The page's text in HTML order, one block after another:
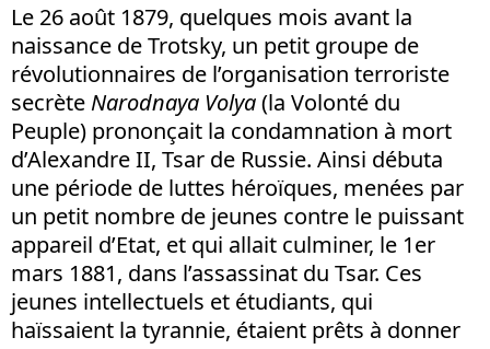
Le 26 août 1879, quelques mois avant la
naissance de Trotsky, un petit groupe de
révolutionnaires de l’organisation terroriste
secrèteNarodnaya Volya(la Volonté du
Peuple) prononçait la condamnation à mort
d’Alexandre II, Tsar de Russie. Ainsi débuta
une période de luttes héroïques, menées par
un petit nombre de jeunes contre le puissant
appareil d’Etat, et qui allait culminer, le 1er
mars 1881, dans l’assassinat du Tsar. Ces
jeunes intellectuels et étudiants, qui
haïssaient la tyrannie, étaient prêts à donner